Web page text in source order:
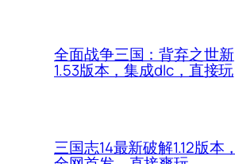
全面战争三国：背弃之世新
1.53版本，集成dlc，直接玩
三国志14最新破解1.12版本，